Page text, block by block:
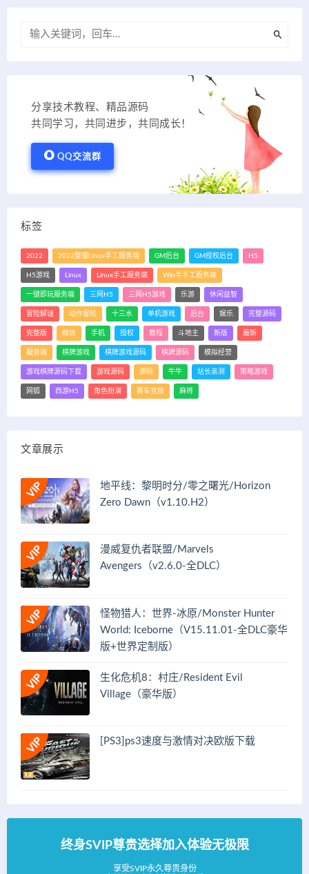
分享技术教程、精品源码
共同学习，共同进步，共同成长！
QQ交流群
标签
2022 2022整理Linux手工服务端 GM后台 GM授权后台 H5
H5游戏 Linux Linux手工服务端 Win半手工服务端
一键即玩服务端 三网H5 三网H5游戏 乐游 休闲益智
冒险解谜 动作冒险 十三水 单机游戏 后台 娱乐 完整源码
完整版 微信 手机 授权 教程 斗地主 新版 最新
服务端 棋牌游戏 棋牌游戏源码 棋牌源码 模拟经营
游戏棋牌源码下载 游戏源码 源码 牛牛 站长亲测 策略游戏
网狐 西游H5 角色扮演 赛车竞技 麻将
文章展示
地平线：黎明时分/零之曙光/Horizon
Zero Dawn（v1.10.H2）
漫威复仇者联盟/Marvels
Avengers（v2.6.0-全DLC）
怪物猎人：世界-冰原/Monster Hunter
World: Iceborne（V15.11.01-全DLC豪华
版+世界定制版）
生化危机8：村庄/Resident Evil
Village（豪华版）
[PS3]ps3速度与激情对决欧版下载
终身SVIP尊贵选择加入体验无极限
享受SVIP永久尊贵身份